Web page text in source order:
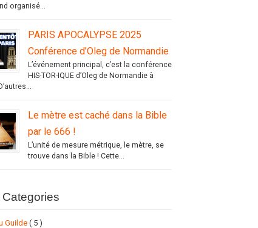
organisé...
PARIS APOCALYPSE 2025
Conférence d’Oleg de Normandie
L’événement principal, c’est la conférence
HIS-TOR-IQUE d’Oleg de Normandie à
Le mètre est caché dans la Bible
par le 666 !
L’unité de mesure métrique, le mètre, se
trouve dans la Bible ! Cette...
Categories
Guilde ( 5 )